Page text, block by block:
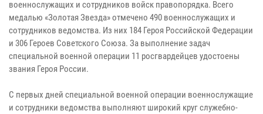
военнослужащих и сотрудников войск правопорядка. Всего
медалью «Золотая Звезда» отмечено 490 военнослужащих и
сотрудников ведомства. Из них 184 Героя Российской Федерации
и 306 Героев Советского Союза. За выполнение задач
специальной военной операции 11 росгвардейцев удостоены
звания Героя России.
С первых дней специальной военной операции военнослужащие
и сотрудники ведомства выполняют широкий круг служебно-